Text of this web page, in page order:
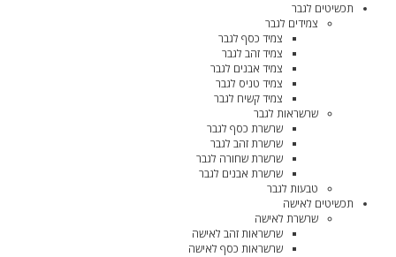
תכשיטים לגבר
צמידים לגבר
צמיד כסף לגבר
צמיד זהב לגבר
צמיד אבנים לגבר
צמיד טניס לגבר
צמיד קשיח לגבר
שרשראות לגבר
שרשרת כסף לגבר
שרשרת זהב לגבר
שרשרת שחורה לגבר
שרשרת אבנים לגבר
טבעות לגבר
תכשיטים לאישה
שרשרת לאישה
שרשראות זהב לאישה
שרשראות כסף לאישה